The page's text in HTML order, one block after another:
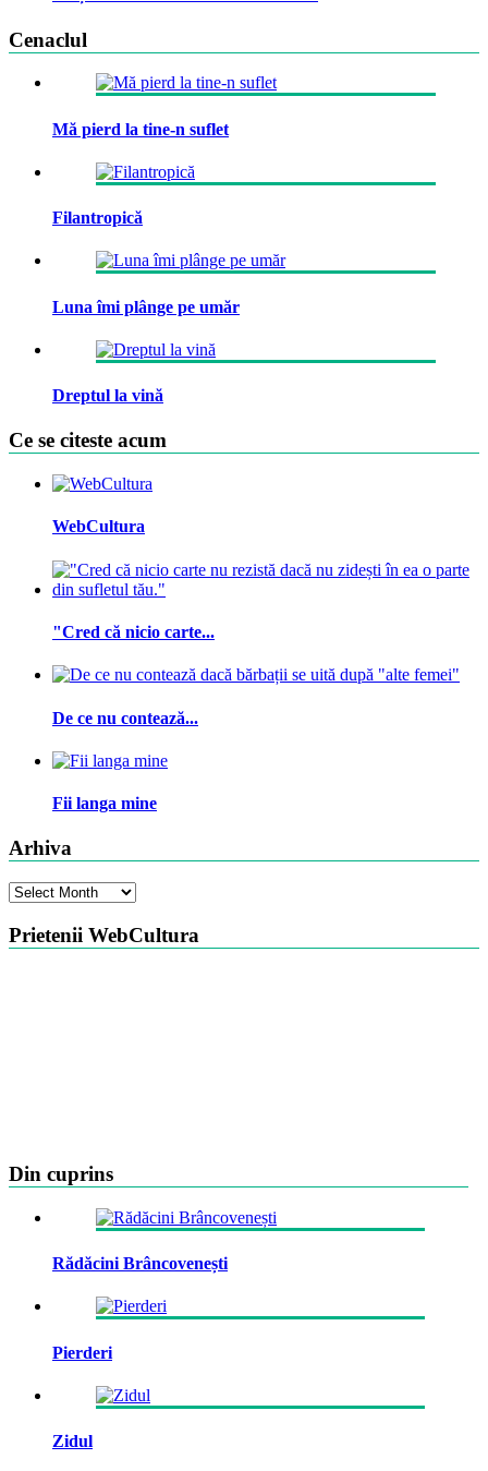
Cenaclul
Mă pierd la tine-n suflet
Filantropică
Luna îmi plânge pe umăr
Dreptul la vină
Ce se citeste acum
WebCultura
"Cred că nicio carte...
De ce nu contează...
Fii langa mine
Arhiva
Arhiva
Prietenii WebCultura
Din cuprins
Rădăcini Brâncovenești
Pierderi
Zidul